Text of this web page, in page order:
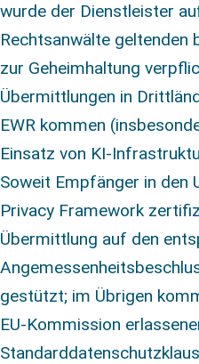
wurde der Dienstleister
Rechtsanwälte geltenden
zur Geheimhaltung
Übermittlungen in
EWR kommen
Einsatz von
Soweit Empfänger in den
Privacy Framework
Übermittlung auf den
gestützt; im Übrigen
EU‑Kommission